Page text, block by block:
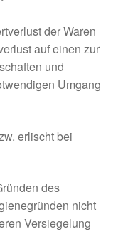
der Waren
auf einen zur
und
Umgang
erlischt bei
des
nicht
Versiegelung